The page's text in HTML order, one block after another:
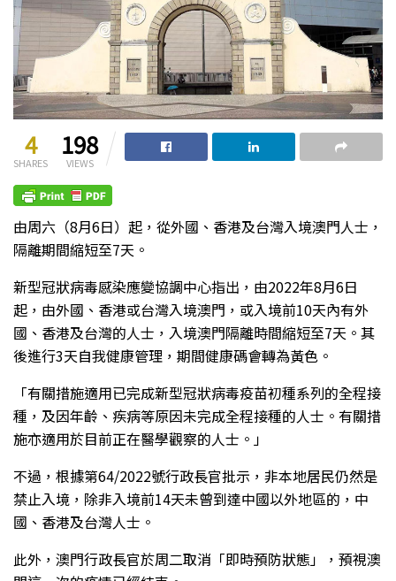
4
SHARES
198
VIEWS
由周六（8月6日）起，從外國、香港及台灣入境澳門人士，
隔離期間縮短至7天。
新型冠狀病毒感染應變協調中心指出，由2022年8月6日
起，由外國、香港或台灣入境澳門，或入境前10天內有外
國、香港及台灣的人士，入境澳門隔離時間縮短至7天。其
後進行3天自我健康管理，期間健康碼會轉為黃色。
「有關措施適用已完成新型冠狀病毒疫苗初種系列的全程接
種，及因年齡、疾病等原因未完成全程接種的人士。有關措
施亦適用於目前正在醫學觀察的人士。」
不過，根據第64/2022號行政長官批示，非本地居民仍然是
禁止入境，除非入境前14天未曾到達中國以外地區的，中
國、香港及台灣人士。
此外，澳門行政長官於周二取消「即時預防狀態」，預視澳